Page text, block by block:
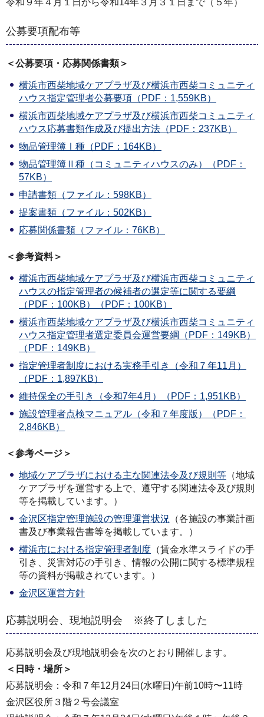
令和９年４月１日から令和14年３月３１日まで（５年）
公募要項配布等
＜公募要項・応募関係書類＞
横浜市西柴地域ケアプラザ及び横浜市西柴コミュニティ
ハウス指定管理者公募要項（PDF：1,559KB）
横浜市西柴地域ケアプラザ及び横浜市西柴コミュニティ
ハウス応募書類作成及び提出方法（PDF：237KB）
物品管理簿Ⅰ種（PDF：164KB）
物品管理簿Ⅱ種（コミュニティハウスのみ）（PDF：
57KB）
申請書類（ファイル：598KB）
提案書類（ファイル：502KB）
応募関係書類（ファイル：76KB）
＜参考資料＞
横浜市西柴地域ケアプラザ及び横浜市西柴コミュニティ
ハウスの指定管理者の候補者の選定等に関する要綱
（PDF：100KB）（PDF：100KB）
横浜市西柴地域ケアプラザ及び横浜市西柴コミュニティ
ハウス指定管理者選定委員会運営要綱（PDF：149KB）
（PDF：149KB）
指定管理者制度における実務手引き（令和７年11月）
（PDF：1,897KB）
維持保全の手引き（令和7年4月）（PDF：1,951KB）
施設管理者点検マニュアル（令和７年度版）（PDF：
2,846KB）
＜参考ページ＞
地域ケアプラザにおける主な関連法令及び規則等 （地域
ケアプラザを運営する上で、遵守する関連法令及び規則
等を掲載しています。）
金沢区指定管理施設の管理運営状況 （各施設の事業計画
書及び事業報告書等を掲載しています。）
横浜市における指定管理者制度 （賃金水準スライドの手
引き、災害対応の手引き、情報の公開に関する標準規程
等の資料が掲載されています。）
金沢区運営方針
応募説明会、現地説明会 ※終了しました
応募説明会及び現地説明会を次のとおり開催します。
＜⽇時・場所＞
応募説明会：令和７年12⽉24⽇(水曜⽇)午前10時〜11時
金沢区役所３階２号会議室